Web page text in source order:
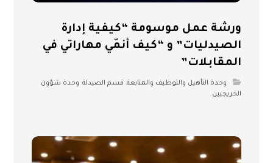
ورشة عمل موسومة “كيفية إدارة
الصيدليات” و “كيف أنمّي مهاراتي في
المقابلات”
وحدة التأهيل والتوظيف والمتابعة, قسم الصيدلة, وحدة شؤون
الخريجيين